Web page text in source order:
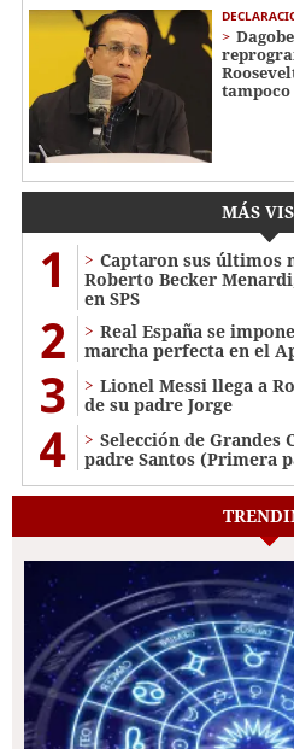
MÁS
1
Captaron sus últimos
Roberto Becker
en SPS
2
Real España se
marcha perfecta en el
3
Lionel Messi llega a
de su padre Jorge
4
Selección de Grandes
padre Santos (Primera